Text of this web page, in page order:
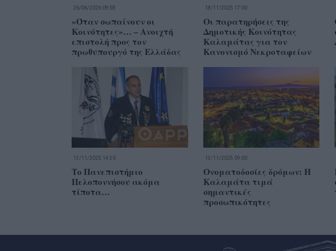
26/06/2026 09:58
«Όταν σωπαίνουν οι
Κοινότητες»… – Ανοιχτή
επιστολή προς τον
πρωθυπουργό της Ελλάδας
18/11/2025 17:00
Οι παρατηρήσεις της
Δημοτικής Κοινότητας
Καλαμάτας για τον
Κανονισμό Νεκροταφείων
13/11/2025 14:30
Το Πανεπιστήμιο
Πελοποννήσου ακόμα
τίποτα…
13/11/2025 09:00
Ονοματοδοσίες δρόμων: Η
Καλαμάτα τιμά
σημαντικές
προσωπικότητες